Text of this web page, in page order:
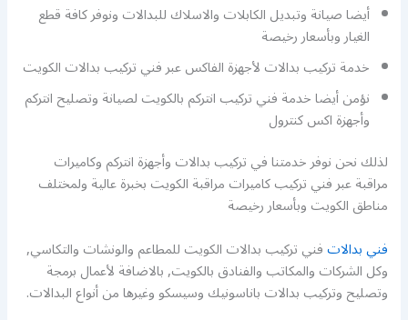
أيضا صيانة وتبديل الكابلات والاسلاك للبدالات ونوفر كافة قطع
الغيار وبأسعار رخيصة
خدمة تركيب بدالات لأجهزة الفاكس عبر فني تركيب بدالات الكويت
نؤمن أيضا خدمة فني تركيب انتركم بالكويت لصيانة وتصليح انتركم
وأجهزة اكس كنترول
لذلك نحن نوفر خدمتنا في تركيب بدالات وأجهزة انتركم وكاميرات
مراقبة عبر فني تركيب كاميرات مراقبة الكويت بخبرة عالية ولمختلف
مناطق الكويت وبأسعار رخيصة
فني بدالاتفني تركيب بدالات الكويت للمطاعم والونشات والتكاسي,
وكل الشركات والمكاتب والفنادق بالكويت, بالاضافة لأعمال برمجة
وتصليح وتركيب بدالات باناسونيك وسيسكو وغيرها من أنواع البدالات.